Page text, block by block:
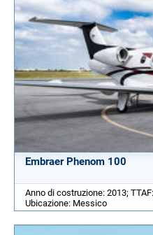
Embraer Phenom 100
Anno di costruzione: 2013;
Ubicazione: Messico